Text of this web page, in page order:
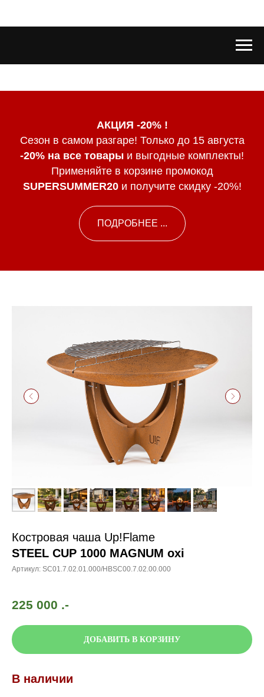
АКЦИЯ -20% !
Сезон в самом разгаре! Только до 15 августа
-20% на все товары и выгодные комплекты!
Применяйте в корзине промокод
SUPERSUMMER20и получите скидку -20%!
ПОДРОБНЕЕ ...
Костровая чаша Up!Flame
STEEL CUP 1000 MAGNUM oxi
Артикул: SC01.7.02.01.000/HВSC00.7.02.00.000
225 000 .-
ДОБАВИТЬ В КОРЗИНУ
В наличии